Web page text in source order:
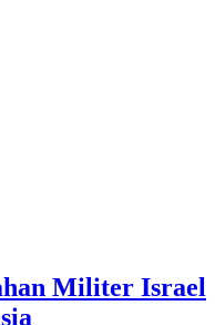
Militer Israel